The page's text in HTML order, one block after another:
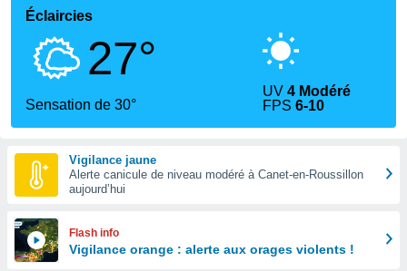
Éclaircies
27°
Sensation de 30°
UV4 Modéré
FPS6-10
Vigilance jaune
Alerte canicule de niveau modéré à Canet-en-Roussillon
aujourd’hui
Flash info
Vigilance orange : alerte aux orages violents !